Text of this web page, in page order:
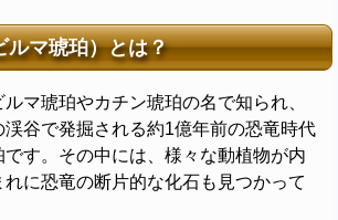
ルマ琥珀）とは？
マ琥珀やカチン琥珀の名で知られ、
渓谷で発掘される約1億年前の恐竜時代
す。その中には、様々な動植物が内
に恐竜の断片的な化石も見つかって